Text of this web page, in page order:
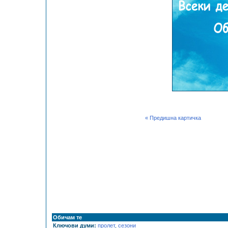
« Предишна картичка
Обичам те
Ключови думи: пролет, сезони